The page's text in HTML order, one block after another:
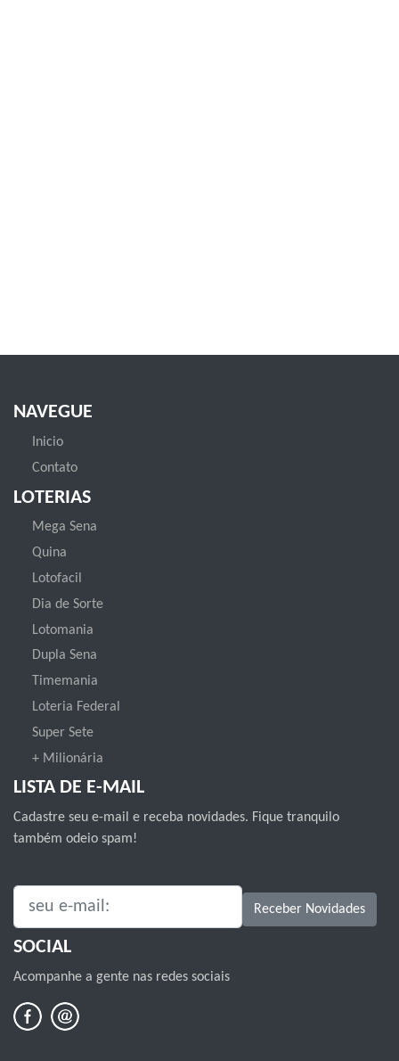
NAVEGUE
Inicio
Contato
LOTERIAS
Mega Sena
Quina
Lotofacil
Dia de Sorte
Lotomania
Dupla Sena
Timemania
Loteria Federal
Super Sete
+ Milionária
LISTA DE E-MAIL
Cadastre seu e-mail e receba novidades. Fique tranquilo
também odeio spam!
SEU E-MAIL: Receber Novidades
SOCIAL
Acompanhe a gente nas redes sociais